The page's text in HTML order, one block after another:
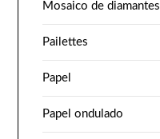
Mosaico de diamantes
Pailettes
Papel
Papel ondulado